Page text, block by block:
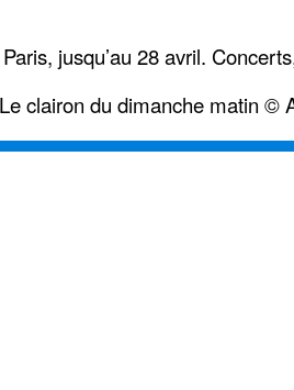
jusqu’au 28 avril.
clairon du dimanche matin ©